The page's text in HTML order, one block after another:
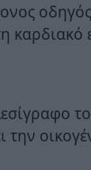
καρδιακό